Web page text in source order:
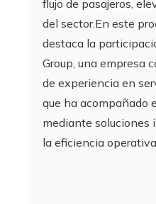
flujo de pasajeros,
del sector.En este
destaca la
Group, una empresa
de experiencia en
que ha acompañado
mediante soluciones
la eficiencia